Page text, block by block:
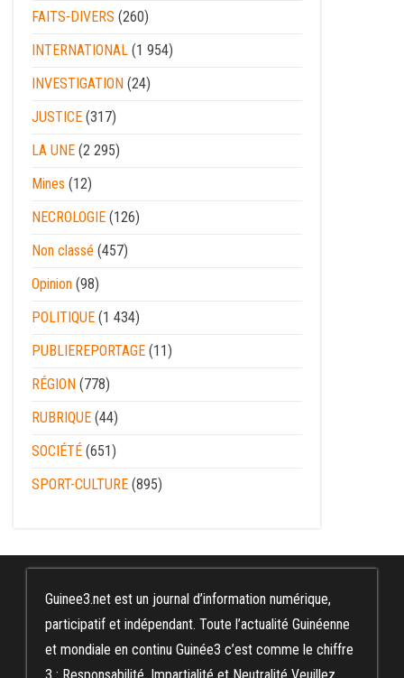
FAITS-DIVERS (260)
INTERNATIONAL (1 954)
INVESTIGATION (24)
JUSTICE (317)
LA UNE (2 295)
Mines (12)
NECROLOGIE (126)
Non classé (457)
Opinion (98)
POLITIQUE (1 434)
PUBLIEREPORTAGE (11)
RÉGION (778)
RUBRIQUE (44)
SOCIÉTÉ (651)
SPORT-CULTURE (895)
Guinee3.net est un journal d’information numérique,
participatif et indépendant. Toute l’actualité Guinéenne
et mondiale en continu Guinée3 c’est comme le chiffre